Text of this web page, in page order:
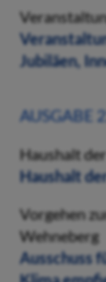
Jubiläen,
AUSGABE
Haushalt
Haushalt
Vorgehen
Wehneberg
Ausschuss